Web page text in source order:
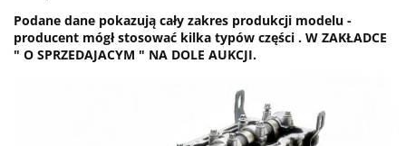
Podane dane pokazują cały zakres produkcji modelu -
producent mógł stosować kilka typów części . W ZAKŁADCE
" O SPRZEDAJACYM " NA DOLE AUKCJI.